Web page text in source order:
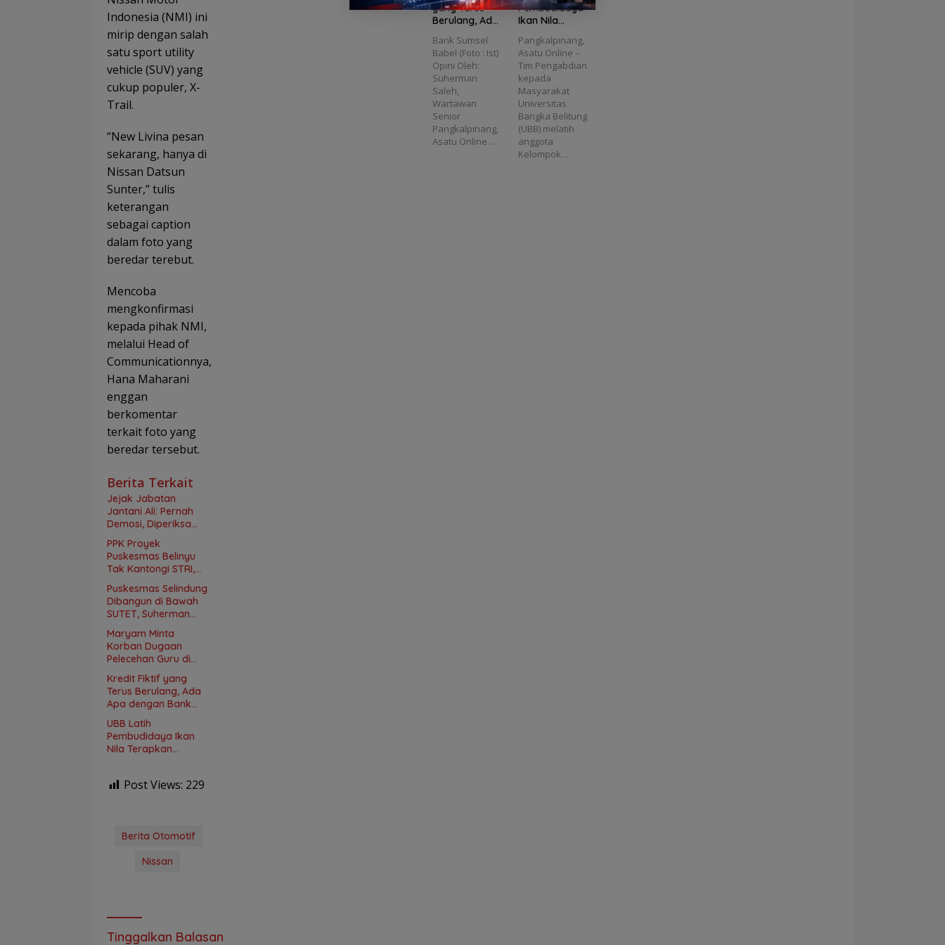
Indonesia (NMI) ini
mirip dengan salah
satu sport utility
vehicle (SUV) yang
cukup populer, X-
Trail.
“New Livina pesan
sekarang, hanya di
Nissan Datsun
Sunter,” tulis
keterangan
sebagai caption
dalam foto yang
beredar terebut.
Mencoba
mengkonfirmasi
kepada pihak NMI,
melalui Head of
Communicationnya,
Hana Maharani
enggan
berkomentar
terkait foto yang
beredar tersebut.
Berita Terkait
Jejak Jabatan
Jantani Ali: Pernah
Demosi, Diperiksa
Kasus Korupsi hingga
Disorot Temuan BPK
PPK Proyek
Puskesmas Belinyu
Tak Kantongi STRI,
Kepatuhan UU
Keinsinyuran
Dipertanyakan
Puskesmas Selindung
Dibangun di Bawah
SUTET, Suherman
2025
Maryam Minta
Korban Dugaan
Pelecehan Guru di
SMKN Bangka Barat
Didampingi Psikolog
Kredit Fiktif yang
Terus Berulang, Ada
Apa dengan Bank
Sumsel Babel?
UBB Latih
Pembudidaya Ikan
Nila Terapkan
Targetkan
Post Views: 229
Berita Otomotif
Nissan
yang Terus
Berulang, Ada
Bank Sumsel
Babel?
Bank Sumsel
Babel (Foto : Ist)
Opini Oleh:
Suherman
Saleh,
Wartawan
Senior
Pangkalpinang,
Asatu Online…
Pembudidaya
Ikan Nila
Teknologi
Maskulinisasi,
Targetkan
Produktivitas
Meningkat
Pangkalpinang,
Asatu Online –
Tim Pengabdian
kepada
Masyarakat
Universitas
Bangka Belitung
(UBB) melatih
anggota
Kelompok…
Tinggalkan Balasan